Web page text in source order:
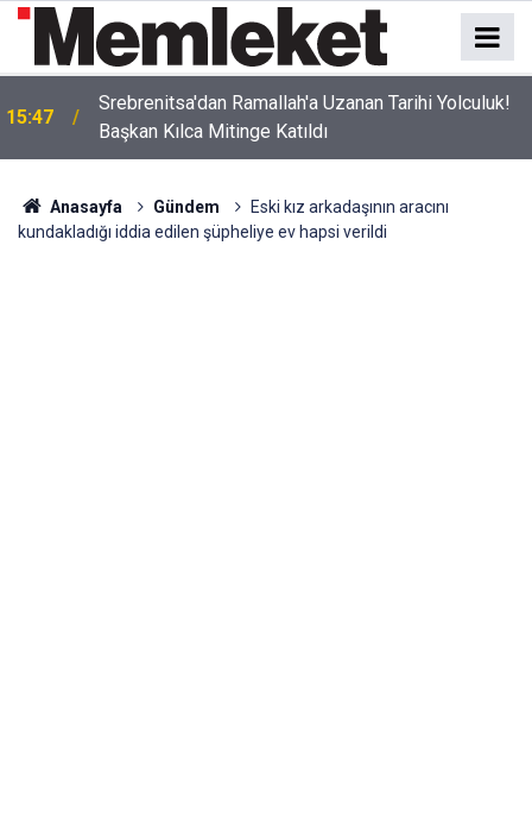
15:47
Srebrenitsa'dan Ramallah'a Uzanan Tarihi Yolculuk!
Başkan Kılca Mitinge Katıldı
Anasayfa Gündem
Eski kız arkadaşının aracını
kundakladığı iddia edilen şüpheliye ev hapsi verildi